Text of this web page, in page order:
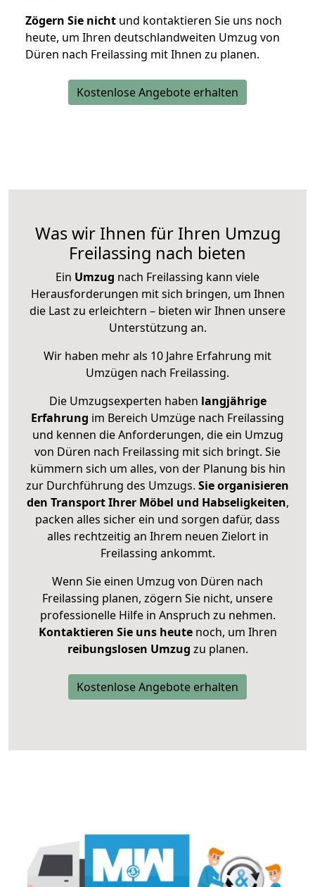
Zögern Sie nicht und kontaktieren Sie uns noch
heute, um Ihren deutschlandweiten Umzug von
Düren nach Freilassing mit Ihnen zu planen.
Kostenlose Angebote erhalten
Was wir Ihnen für Ihren Umzug
Freilassing nach bieten
Ein Umzug nach Freilassing kann viele
Herausforderungen mit sich bringen, um Ihnen
die Last zu erleichtern – bieten wir Ihnen unsere
Unterstützung an.
Wir haben mehr als 10 Jahre Erfahrung mit
Umzügen nach Freilassing.
Die Umzugsexperten haben langjährige
Erfahrung im Bereich Umzüge nach Freilassing
und kennen die Anforderungen, die ein Umzug
von Düren nach Freilassing mit sich bringt. Sie
kümmern sich um alles, von der Planung bis hin
zur Durchführung des Umzugs. Sie organisieren
den Transport Ihrer Möbel und Habseligkeiten,
packen alles sicher ein und sorgen dafür, dass
alles rechtzeitig an Ihrem neuen Zielort in
Freilassing ankommt.
Wenn Sie einen Umzug von Düren nach
Freilassing planen, zögern Sie nicht, unsere
professionelle Hilfe in Anspruch zu nehmen.
Kontaktieren Sie uns heutenoch, um Ihren
reibungslosen Umzug zu planen.
Kostenlose Angebote erhalten